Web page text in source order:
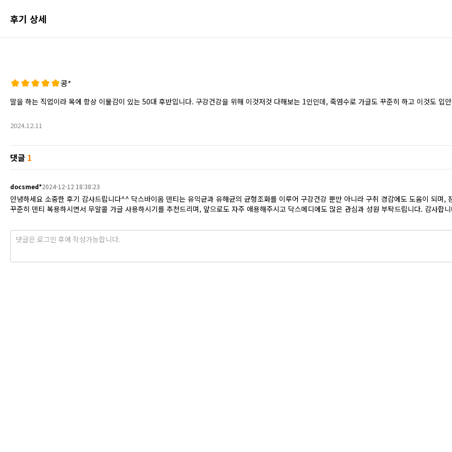
포토 후기 전체보기
후기 상세
콩*
말을 하는 직업이라 목에 항상 이물감이 있는 50대 후반입니다. 구강건강을 위해 이것저것 다해보는 1인인데, 죽염수로 가글도 꾸준히 하고 이것도 입
2024.12.11
댓글 1
docsmed*2024-12-12 18:38:23
안녕하세요 소중한 후기 감사드립니다^^ 닥스바이옴 덴티는 유익균과 유해균의 균형조화를 이루어 구강건강 뿐만 아니라 구취 경감에도 도움이 되며
꾸준히 덴티 복용하시면서 무알콜 가글 사용하시기를 추천드리며, 앞으로도 자주 애용해주시고 닥스메디에도 많은 관심과 성원 부탁드립니다. 감사합